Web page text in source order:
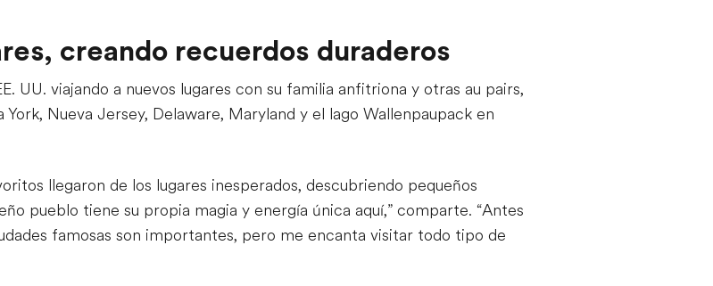
creando recuerdos duraderos
UU. viajando a nuevos lugares con su familia anfitriona y otras au pairs,
Nueva Jersey, Delaware, Maryland y el lago Wallenpaupack en
llegaron de los lugares inesperados, descubriendo pequeños
pueblo tiene su propia magia y energía única aquí,” comparte. “Antes
famosas son importantes, pero me encanta visitar todo tipo de